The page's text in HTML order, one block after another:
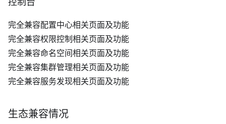
完全兼容配置中心相关页面及功能
完全兼容权限控制相关页面及功能
完全兼容命名空间相关页面及功能
完全兼容集群管理相关页面及功能
完全兼容服务发现相关页面及功能
生态兼容情况